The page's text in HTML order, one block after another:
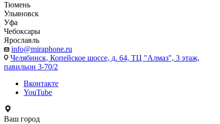
Тюмень
Ульяновск
Уфа
Чебоксары
Ярославль
info@miraphone.ru
Челябинск, Копейское шоссе, д. 64, ТЦ "Алмаз", 3 этаж,
павильон 3-70/2
Вконтакте
YouTube
Ваш город